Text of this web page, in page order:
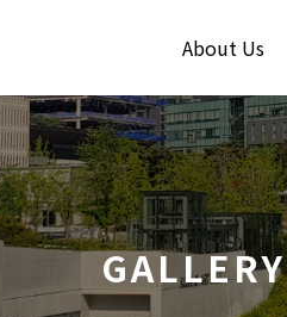
About Us
GALLERY